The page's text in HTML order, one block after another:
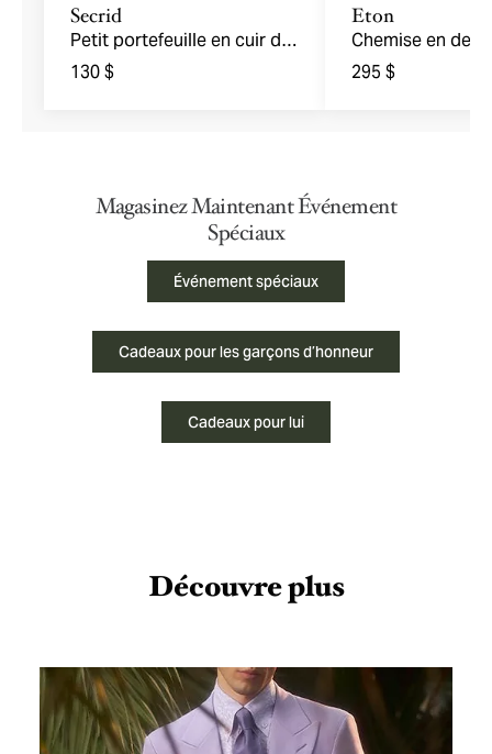
Secrid
Petit portefeuille en cuir de
tannage végétal
130 $
Eton
Chemise en
coupe amincie
295 $
Magasinez Maintenant Événement
Spéciaux
Événement spéciaux
Cadeaux pour les garçons d’honneur
Cadeaux pour lui
Découvre plus